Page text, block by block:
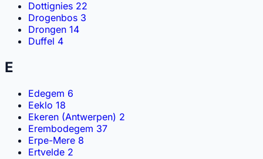
Dottignies 22
Drogenbos 3
Drongen 14
Duffel 4
E
Edegem 6
Eeklo 18
Ekeren (Antwerpen) 2
Erembodegem 37
Erpe-Mere 8
Ertvelde 2